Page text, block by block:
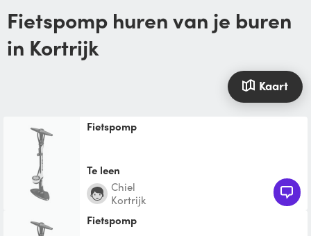
Fietspomp huren van je buren
in Kortrijk
Kaart
Fietspomp
Te leen
Chiel
Kortrijk
Fietspomp